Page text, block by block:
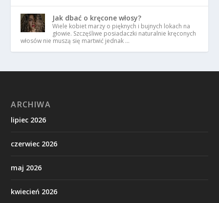
Jak dbać o kręcone włosy?
Wiele kobiet marzy o pięknych i bujnych lokach na
głowie. Szczęśliwe posiadaczki naturalnie kręconych
włosów nie muszą się martwić jednak …
ARCHIWA
lipiec 2026
czerwiec 2026
maj 2026
kwiecień 2026